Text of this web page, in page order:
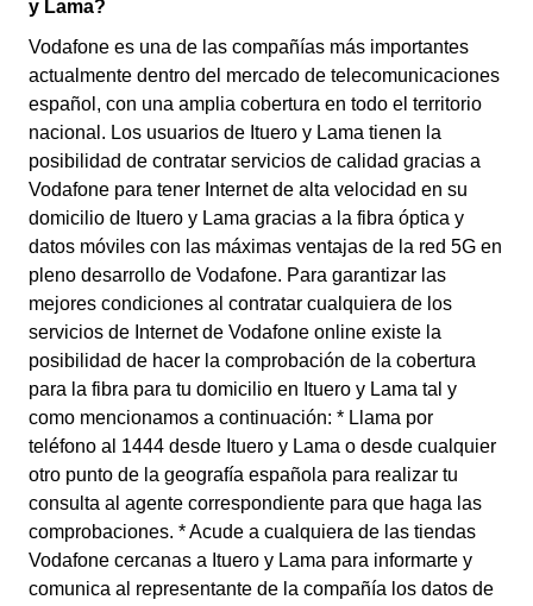
y Lama?
Vodafone es una de las compañías más importantes
actualmente dentro del mercado de telecomunicaciones
español, con una amplia cobertura en todo el territorio
nacional. Los usuarios de Ituero y Lama tienen la
posibilidad de contratar servicios de calidad gracias a
Vodafone para tener Internet de alta velocidad en su
domicilio de Ituero y Lama gracias a la fibra óptica y
datos móviles con las máximas ventajas de la red 5G en
pleno desarrollo de Vodafone. Para garantizar las
mejores condiciones al contratar cualquiera de los
servicios de Internet de Vodafone online existe la
posibilidad de hacer la comprobación de la cobertura
para la fibra para tu domicilio en Ituero y Lama tal y
como mencionamos a continuación: * Llama por
teléfono al 1444 desde Ituero y Lama o desde cualquier
otro punto de la geografía española para realizar tu
consulta al agente correspondiente para que haga las
comprobaciones. * Acude a cualquiera de las tiendas
Vodafone cercanas a Ituero y Lama para informarte y
comunica al representante de la compañía los datos de